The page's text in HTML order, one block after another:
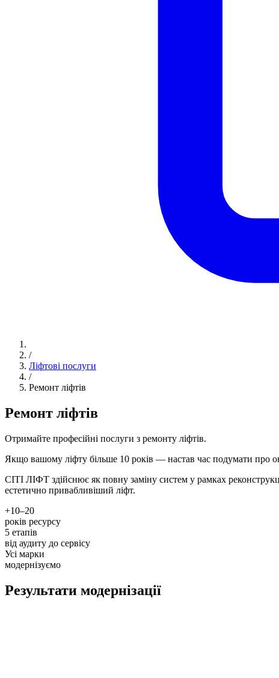
/
Ліфтові послуги
/
Ремонт ліфтів
Ремонт ліфтів
Отримайте професійні послуги з ремонту ліфтів.
Якщо вашому ліфту більше 10 років — настав час подумати про
СІТІ ЛІФТ здійснює як повну заміну систем у рамках
естетично привабливіший ліфт.
+10–20
років ресурсу
5 етапів
від аудиту до сервісу
Усі марки
модернізуємо
Результати модернізації